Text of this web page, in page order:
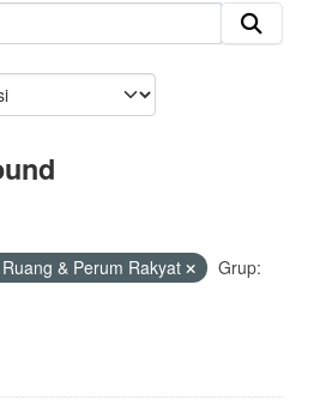
& Perum Rakyat
Grup: